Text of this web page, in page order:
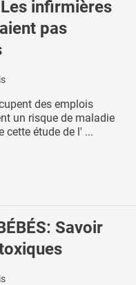
Les infirmières
pas
des emplois
un risque de maladie
cette étude de l' ...
Savoir